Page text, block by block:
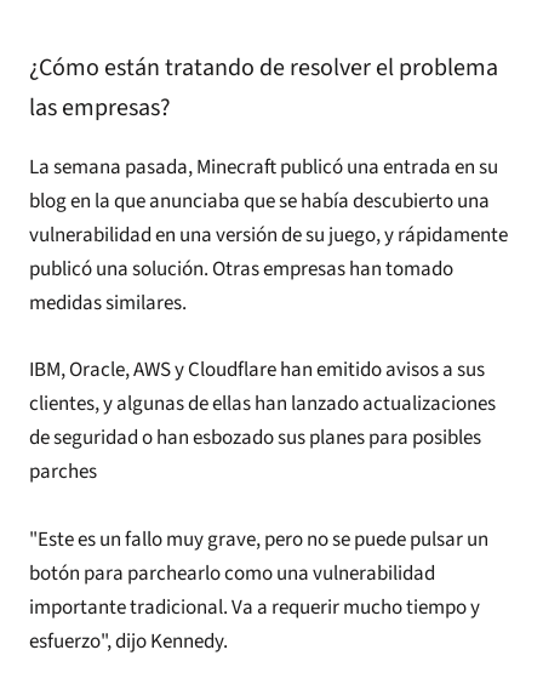
¿Cómo están tratando de resolver el problema
las empresas?
La semana pasada, Minecraft publicó una entrada en su
blog en la que anunciaba que se había descubierto una
vulnerabilidad en una versión de su juego, y rápidamente
publicó una solución. Otras empresas han tomado
medidas similares.
IBM, Oracle, AWS y Cloudflare han emitido avisos a sus
clientes, y algunas de ellas han lanzado actualizaciones
de seguridad o han esbozado sus planes para posibles
parches
"Este es un fallo muy grave, pero no se puede pulsar un
botón para parchearlo como una vulnerabilidad
importante tradicional. Va a requerir mucho tiempo y
esfuerzo", dijo Kennedy.